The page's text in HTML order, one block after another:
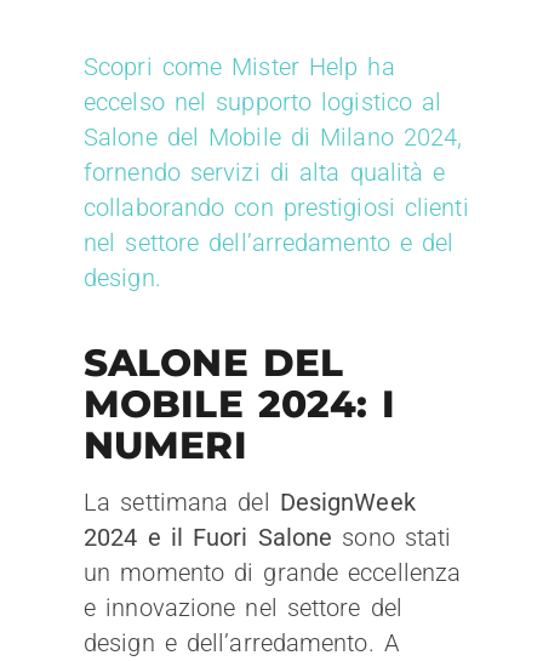
Scopri come Mister Help ha
eccelso nel supporto logistico al
Salone del Mobile di Milano 2024,
fornendo servizi di alta qualità e
collaborando con prestigiosi clienti
nel settore dell’arredamento e del
design.
SALONE DEL
MOBILE 2024: I
NUMERI
La settimana del DesignWeek
2024 e il Fuori Salone sono stati
un momento di grande eccellenza
e innovazione nel settore del
design e dell’arredamento. A